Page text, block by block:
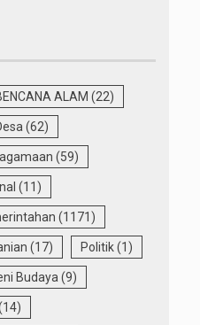
ALAM (22)
(62)
(59)
(11)
(1171)
(17) Politik(1)
Budaya (9)